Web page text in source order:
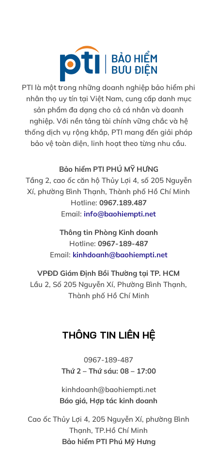
PTI là một trong những doanh nghiệp bảo hiểm phi
nhân thọ uy tín tại Việt Nam, cung cấp danh mục
sản phẩm đa dạng cho cả cá nhân và doanh
nghiệp. Với nền tảng tài chính vững chắc và hệ
thống dịch vụ rộng khắp, PTI mang đến giải pháp
bảo vệ toàn diện, linh hoạt theo từng nhu cầu.
Bảo hiểm PTI PHÚ MỸ HƯNG
Tầng 2, cao ốc căn hộ Thủy Lợi 4, số 205 Nguyễn
Xí, phường Bình Thạnh, Thành phố Hồ Chí Minh
Hotline: 0967.189.487
Email: info@baohiempti.net
Thông tin Phòng Kinh doanh
Hotline: 0967-189-487
Email: kinhdoanh@baohiempti.net
VPĐD Giám Định Bồi Thường tại TP. HCM
Lầu 2, Số 205 Nguyễn Xí, Phường Bình Thạnh,
Thành phố Hồ Chí Minh
THÔNG TIN LIÊN HỆ
0967-189-487
Thứ 2 – Thứ sáu: 08 – 17:00
kinhdoanh@baohiempti.net
Báo giá, Hợp tác kinh doanh
Cao ốc Thủy Lợi 4, 205 Nguyễn Xí, phường Bình
Thạnh, TP.Hồ Chí Minh
Bảo hiểm PTI Phú Mỹ Hưng